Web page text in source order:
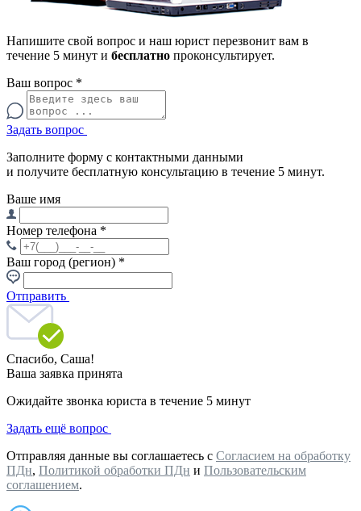
Напишите свой вопрос и наш юрист перезвонит вам в
течение 5 минут и бесплатно проконсультирует.
Ваш вопрос *
Задать вопрос
Заполните форму с контактными данными
и получите бесплатную консультацию в течение 5 минут.
Ваше имя
Номер телефона *
Ваш город (регион) *
Отправить
Спасибо, Саша!
Ваша заявка принята
Ожидайте звонка юриста в течение 5 минут
Задать ещё вопрос
Отправляя данные вы соглашаетесь с Согласием на обработку
ПДн, Политикой обработки ПДн и Пользовательским
соглашением.